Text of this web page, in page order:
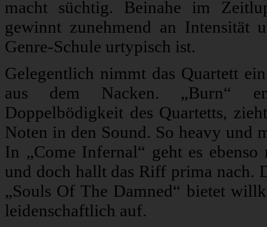
macht süchtig. Beinahe im
gewinnt zunehmend an
Genre-Schule urtypisch ist.
Gelegentlich nimmt das Quartett
aus dem Nacken. „Burn“
Doppelbödigkeit des Quartetts,
Noten in den Sound. So heavy und
In „Come Infernal“ geht es
und doch hallt das Riff prima nach.
„Souls Of The Damned“ bietet
leidenschaftlich auf.